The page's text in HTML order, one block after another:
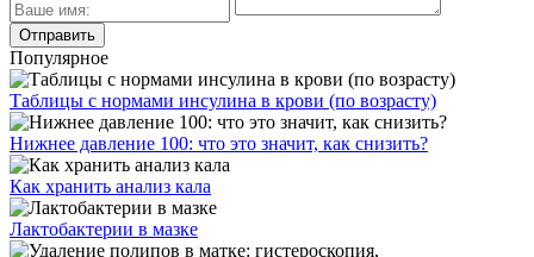
Популярное
Таблицы с нормами инсулина в крови (по возрасту)
Нижнее давление 100: что это значит, как снизить?
Как хранить анализ кала
Лактобактерии в мазке